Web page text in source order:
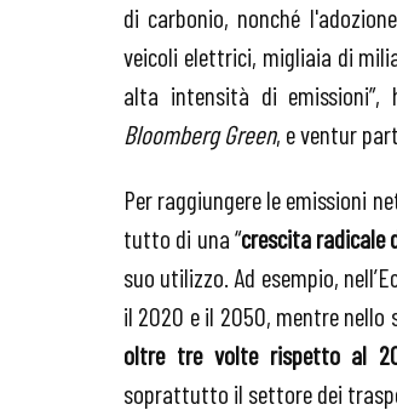
di carbonio, nonché
veicoli elettrici, migliaia di
alta intensità di emissioni”,
Bloomberg Green, e ventur
Per raggiungere le emissioni
tutto di una “crescita radicale
suo utilizzo. Ad esempio,
il 2020 e il 2050, mentre nello
oltre tre volte rispetto al
soprattutto il settore dei